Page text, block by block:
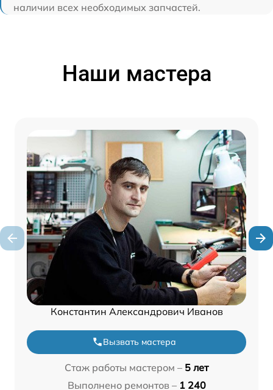
наличии всех необходимых запчастей.
Наши мастера
Константин Александрович Иванов
Вызвать мастера
Стаж работы мастером – 5 лет
Выполнено ремонтов – 1 240